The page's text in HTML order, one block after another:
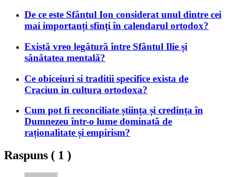
De ce este Sfântul Ion considerat unul dintre cei
mai importanți sfinți în calendarul ortodox?
Există vreo legătură între Sfântul Ilie și
sănătatea mentală?
Ce obiceiuri si traditii specifice exista de
Craciun in cultura ortodoxa?
Cum pot fi reconciliate știința și credința în
Dumnezeu într-o lume dominată de
raționalitate și empirism?
Raspuns ( 1 )